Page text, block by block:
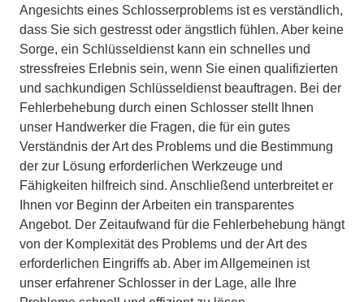
Angesichts eines Schlosserproblems ist es verständlich,
dass Sie sich gestresst oder ängstlich fühlen. Aber keine
Sorge, ein Schlüsseldienst kann ein schnelles und
stressfreies Erlebnis sein, wenn Sie einen qualifizierten
und sachkundigen Schlüsseldienst beauftragen. Bei der
Fehlerbehebung durch einen Schlosser stellt Ihnen
unser Handwerker die Fragen, die für ein gutes
Verständnis der Art des Problems und die Bestimmung
der zur Lösung erforderlichen Werkzeuge und
Fähigkeiten hilfreich sind. Anschließend unterbreitet er
Ihnen vor Beginn der Arbeiten ein transparentes
Angebot. Der Zeitaufwand für die Fehlerbehebung hängt
von der Komplexität des Problems und der Art des
erforderlichen Eingriffs ab. Aber im Allgemeinen ist
unser erfahrener Schlosser in der Lage, alle Ihre